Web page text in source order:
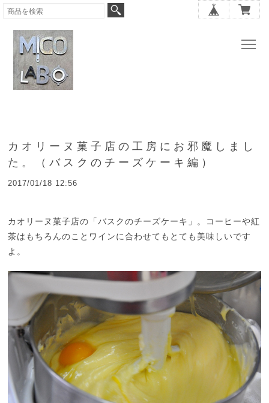
カオリーヌ菓子店の工房にお邪魔しまし
た。（バスクのチーズケーキ編）
2017/01/18 12:56
カオリーヌ菓子店の「バスクのチーズケーキ」。コーヒーや紅
茶はもちろんのことワインに合わせてもとても美味しいです
よ。